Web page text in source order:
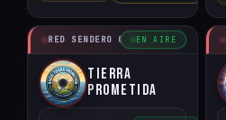
RED SENDERO CRISTIANO
EN AIRE
Tierra
Prometida